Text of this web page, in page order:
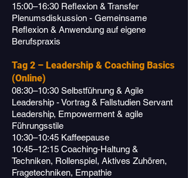
15:00–16:30 Reflexion & Transfer
Plenumsdiskussion - Gemeinsame
Reflexion & Anwendung auf eigene
Berufspraxis
Tag 2 – Leadership & Coaching Basics
(Online)
08:30–10:30 Selbstführung & Agile
Leadership - Vortrag & Fallstudien Servant
Leadership, Empowerment & agile
Führungsstile
10:30–10:45 Kaffeepause
10:45–12:15 Coaching-Haltung &
Techniken, Rollenspiel, Aktives Zuhören,
Fragetechniken, Empathie